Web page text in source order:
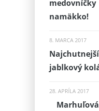
medovníčky
namäkko!
8. MARCA 2017
Najchutnejší
jablkový
28. APRÍLA 2017
Marhuľová